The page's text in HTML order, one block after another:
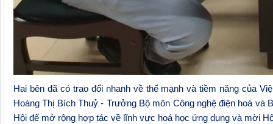
Hai bên đã có trao đổi nhanh về thế mạnh và tiềm năng của
Hoàng Thị Bích Thuỷ - Trưởng Bộ môn Công nghệ điện hoá
Hội để mở rộng hợp tác về lĩnh vực hoá học ứng dụng và mời